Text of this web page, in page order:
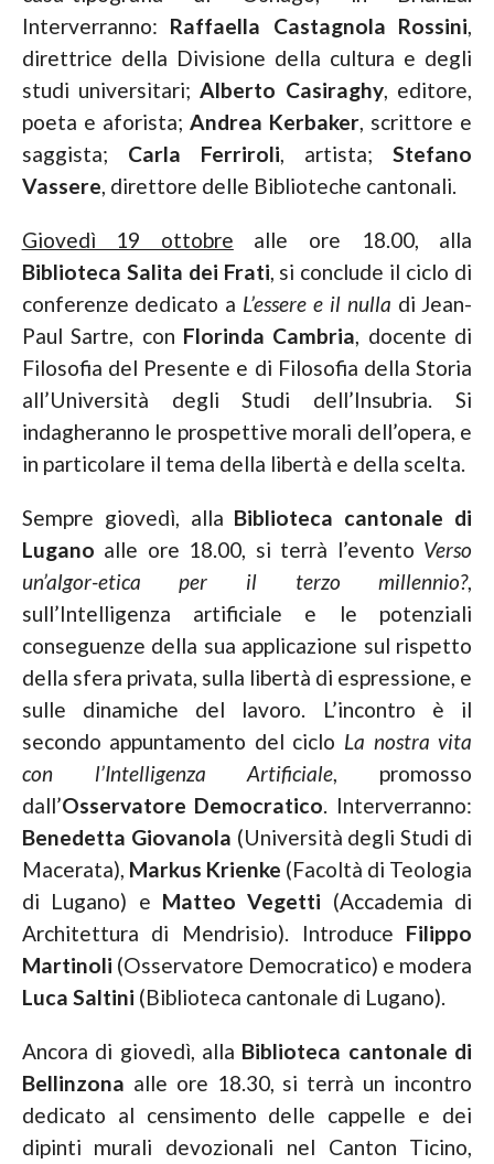
Interverranno: Raffaella Castagnola Rossini,
direttrice della Divisione della cultura e degli
studi universitari;Alberto Casiraghy, editore,
poeta e aforista; Andrea Kerbaker, scrittore e
saggista; Carla Ferriroli, artista;Stefano
Vassere, direttore delle Biblioteche cantonali.
Giovedì 19 ottobre alle ore 18.00, alla
Biblioteca Salita dei Frati, si conclude il ciclo di
conferenze dedicato a L’essere e il nulla di Jean-
Paul Sartre, con Florinda Cambria, docente di
Filosofia del Presente e di Filosofia della Storia
all’Università degli Studi dell’Insubria. Si
indagheranno le prospettive morali dell’opera, e
in particolare il tema della libertà e della scelta.
Sempre giovedì, alla Biblioteca cantonale di
Lugano alle ore 18.00, si terrà l’evento Verso
un’algor-etica per il terzo millennio?,
sull’Intelligenza artificiale e le potenziali
conseguenze della sua applicazione sul rispetto
della sfera privata, sulla libertà di espressione, e
sulle dinamiche del lavoro. L’incontro è il
secondo appuntamento del ciclo La nostra vita
con l’Intelligenza Artificiale, promosso
dall’Osservatore Democratico. Interverranno:
Benedetta Giovanola (Università degli Studi di
Macerata), Markus Krienke (Facoltà di Teologia
di Lugano) e Matteo Vegetti (Accademia di
Architettura di Mendrisio). Introduce Filippo
Martinoli (Osservatore Democratico) e modera
Luca Saltini (Biblioteca cantonale di Lugano).
Ancora di giovedì, alla Biblioteca cantonale di
Bellinzona alle ore 18.30, si terrà un incontro
dedicato al censimento delle cappelle e dei
dipinti murali devozionali nel Canton Ticino,